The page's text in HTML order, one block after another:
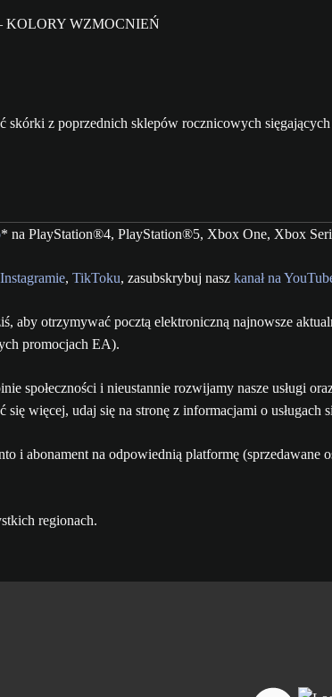
skórki z poprzednich sklepów rocznicowych
* na PlayStation®4, PlayStation®5, Xbox One, Xbox
Instagramie, TikToku, zasubskrybuj nasz kanał na
aby otrzymywać pocztą elektroniczną najnowsze
promocjach EA).
społeczności i nieustannie rozwijamy nasze usługi
więcej, udaj się na stronę z informacjami o usługach
i abonament na odpowiednią platformę (sprzedawane
regionach.